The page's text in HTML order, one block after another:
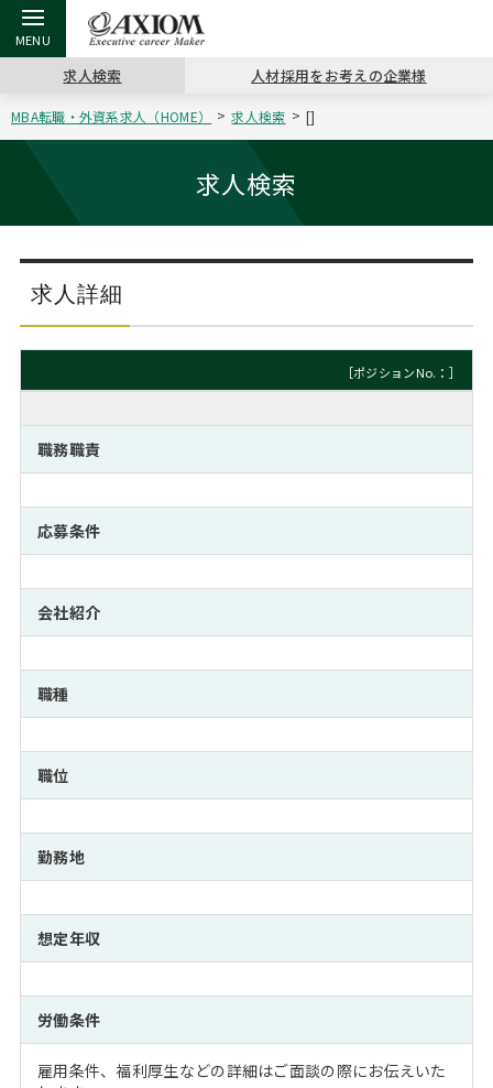
戻る
アクシアムの特長
コンサ
サービス案内 キャリ
コンサルタントの紹介
戻る
キャリア支援 TOP
キャリアデザイン講座
（最新求人市場動向）
MBAの
おわり
ステージ別アドバイス
MBA留学生数の推移
日本か
インターン受入企業一覧
MBAを生かす求人特集
年齢と年収の相関図
戻る
転職ツール TOP
英文レジュメの書き方 パワー
職務経歴書の書き方
よくある面接Q&A集
外資系／面接攻略のコツ
戻る
転職コラム TOP
“展”職相談室
転職市場の明日をよめ
転職成功への4つの鍵
キャリアに効く一冊
注目企業インタビュー
戻る
イベント・セミナー TOP
ジョブフェア
キャリアデザインセミナー
キャリアフォーラム
プロ経営者の特別セミナー
Career Talk Live
MBA NETWORKING
戻る
会社概要 TOP
沿革
主なクライアント
採用情報
パブリシティ
ニュースリリース
求人検索 人材採用をお考えの企業様
MBA転職・外資系求人（HOME） 求人検索 []
求人検索
求人詳細
［ポジションNo.：］
職務職責
応募条件
会社紹介
職種
職位
勤務地
想定年収
労働条件
雇用条件、福利厚生などの詳細はご面談の際にお伝えいた